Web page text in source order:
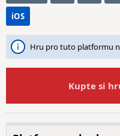
iOS
Hru pro tuto platformu
Kupte si